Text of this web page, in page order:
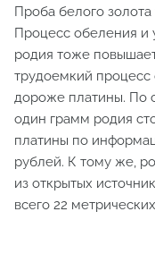
Проба белого
Процесс обеления
родия тоже
трудоемкий
дороже платины. По
один грамм родия
платины по
рублей. К тому же,
из открытых
всего 22